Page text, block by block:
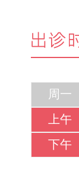
周一
上午
下午